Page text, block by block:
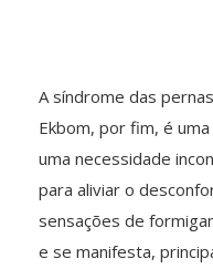
A síndrome das
Ekbom, por fim, é
uma necessidade
para aliviar o
sensações de
e se manifesta,